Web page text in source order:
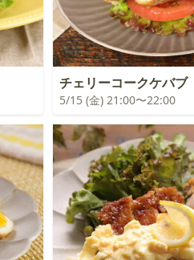
チェリーコークケバブ
5/15 (金) 21:00〜22:00